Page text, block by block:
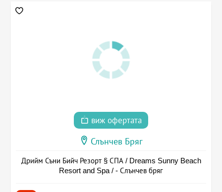
виж офертата
Слънчев Бряг
Дрийм Съни Бийч Резорт § СПА / Dreams Sunny Beach
Resort and Spa / - Слънчев бряг